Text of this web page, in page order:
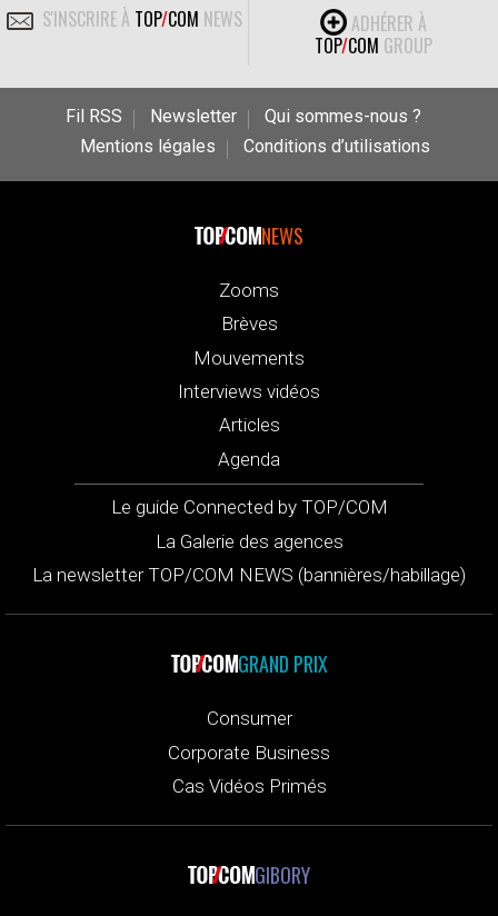
S'INSCRIRE À TOP/COM NEWS
ADHÉRER À
TOP/COM GROUP
Fil RSS Newsletter
Qui sommes-nous ?
Mentions légales
Conditions d’utilisations
NEWS
Zooms
Brèves
Mouvements
Interviews vidéos
Articles
Agenda
Le guide Connected by TOP/COM
La Galerie des agences
La newsletter TOP/COM NEWS (bannières/habillage)
GRAND PRIX
Consumer
Corporate Business
Cas Vidéos Primés
GIBORY